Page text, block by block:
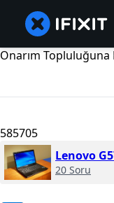
Onarım Topluluğuna
585705
Lenovo
20 Soru